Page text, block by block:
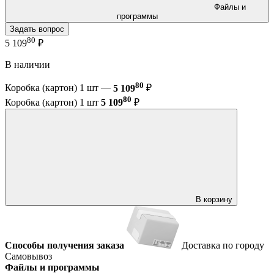
программы
Задать вопрос
5 10980 ₽
В наличии
Коробка (картон) 1 шт — 5 10980 ₽
Коробка (картон) 1 шт 5 10980 ₽
В корзину
Способы получения заказа
Доставка по городу
Самовывоз
Файлы и программы